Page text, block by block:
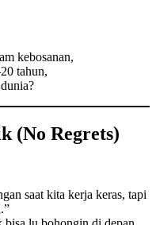
kebosanan,
tahun,
(No Regrets)
saat kita kerja keras, tapi